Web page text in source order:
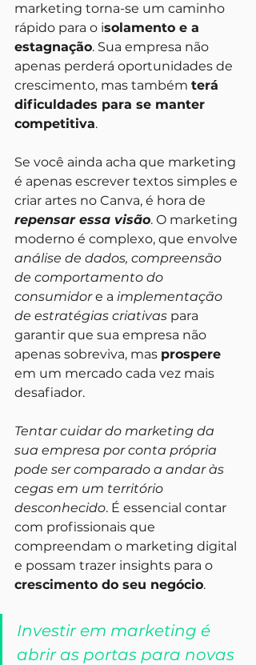
marketing torna-se um caminho
rápido para o isolamento e a
estagnação. Sua empresa não
apenas perderá oportunidades de
crescimento, mas também terá
dificuldades para se manter
competitiva.
Se você ainda acha que marketing
é apenas escrever textos simples e
criar artes no Canva, é hora de
repensar essa visão. O marketing
moderno é complexo, que envolve
análise de dados, compreensão
de comportamento do
consumidor e a implementação
de estratégias criativas para
garantir que sua empresa não
apenas sobreviva, mas prospere
em um mercado cada vez mais
desafiador.
Tentar cuidar do marketing da
sua empresa por conta própria
pode ser comparado a andar às
cegas em um território
desconhecido. É essencial contar
com profissionais que
compreendam o marketing digital
e possam trazer insights para o
crescimento do seu negócio.
Investir em marketing é
abrir as portas para novas